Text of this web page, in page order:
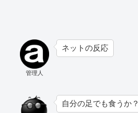
管理人
ネットの反応
自分の足でも食うか？